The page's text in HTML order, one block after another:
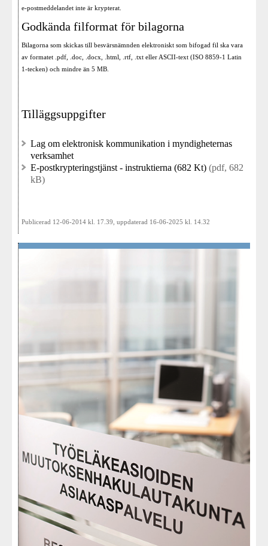
e-postmeddelandet inte är krypterat.
Godkända filformat för bilagorna
Bilagorna som skickas till besvärsnämnden elektroniskt som bifogad fil ska vara
av formatet .pdf, .doc, .docx, .html, .rtf, .txt eller ASCII-text (ISO 8859-1 Latin
1-tecken) och mindre än 5 MB.
Tilläggsuppgifter
Lag om elektronisk kommunikation i myndigheternas
verksamhet
E-postkrypteringstjänst - instruktierna (682 Kt) (pdf, 682
kB)
Publicerad 12-06-2014 kl. 17.39, uppdaterad 16-06-2025 kl. 14.32